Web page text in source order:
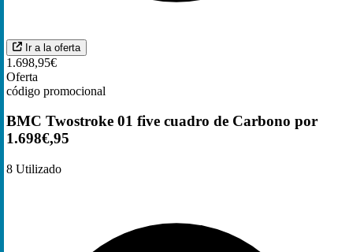
Ir a la oferta
1.698,95€
Oferta
código promocional
BMC Twostroke 01 five cuadro de Carbono por
1.698€,95
8 Utilizado